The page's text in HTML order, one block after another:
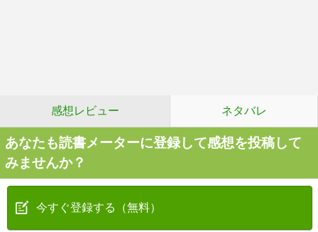
感想レビュー ネタバレ
あなたも読書メーターに登録して感想を投稿して
みませんか？
今すぐ登録する（無料）